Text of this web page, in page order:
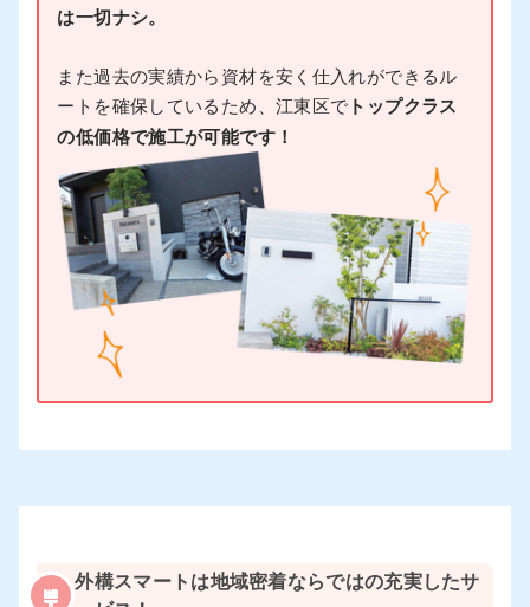
は一切ナシ。
また過去の実績から資材を安く仕入れができるル
ートを確保しているため、江東区で トップクラス
の低価格で施工が可能です！
外構スマートは地域密着ならではの充実したサ